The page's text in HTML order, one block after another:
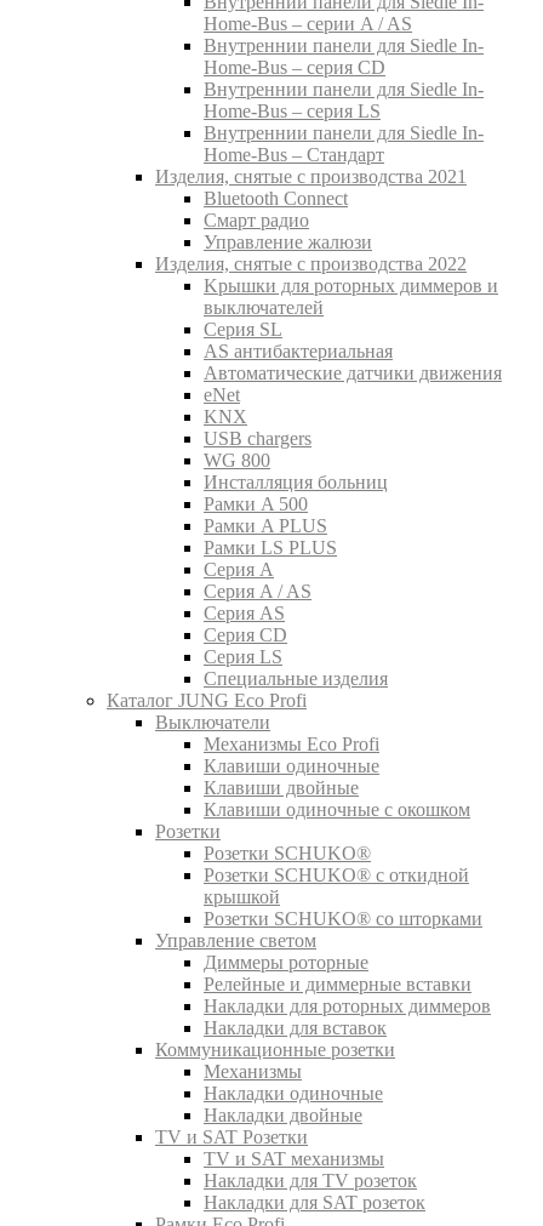
Home-Bus – серии A / AS
Внутреннии панели для Siedle In-
Home-Bus – серия CD
Внутреннии панели для Siedle In-
Home-Bus – серия LS
Внутреннии панели для Siedle In-
Home-Bus – Стандарт
Изделия, снятые с производства 2021
Bluetooth Connect
Смарт радио
Управление жалюзи
Изделия, снятые с производства 2022
Kрышки для роторных диммеров и
выключателей
Серия SL
AS антибактериальная
Aвтоматические датчики движения
eNet
KNX
USB chargers
WG 800
Инсталляция больниц
Рамки A 500
Рамки A PLUS
Рамки LS PLUS
Серия A
Серия A / AS
Серия AS
Серия CD
Серия LS
Специальные изделия
Каталог JUNG Eco Profi
Выключатели
Механизмы Eco Profi
Клавиши одиночные
Клавиши двойные
Клавиши одиночные с окошком
Розетки
Розетки SCHUKO®
Розетки SCHUKO® с откидной
крышкой
Розетки SCHUKO® со шторками
Управление светом
Диммеры роторные
Релейные и диммерные вставки
Накладки для роторных диммеров
Накладки для вставок
Коммуникационные розетки
Механизмы
Накладки одиночные
Накладки двойные
TV и SAT Розетки
TV и SAT механизмы
Накладки для TV розеток
Накладки для SAT розеток